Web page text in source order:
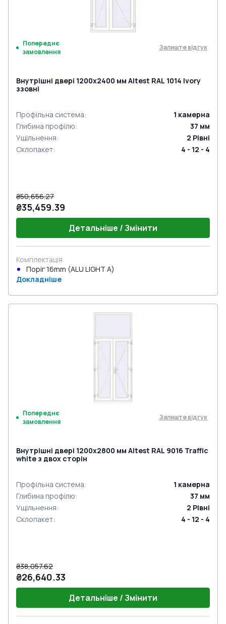
Попереднє
замовлення
Залиште відгук
Внутрішні двері 1200x2400 мм Altest RAL 1014 Ivory
ззовні
Профільна система: 1 камерна
Глибина профілю: 37 мм
Ущільнення: 2 Рівні
Склопакет: 4 - 12 - 4
₴50,656.27
₴35,459.39
Детальніше / Змінити
Комплектація
Поріг 16mm (ALU LIGHT A)
Докладніше
Попереднє
замовлення
Залиште відгук
Внутрішні двері 1200x2800 мм Altest RAL 9016 Traffic
white з двох сторін
Профільна система: 1 камерна
Глибина профілю: 37 мм
Ущільнення: 2 Рівні
Склопакет: 4 - 12 - 4
₴38,057.62
₴26,640.33
Детальніше / Змінити